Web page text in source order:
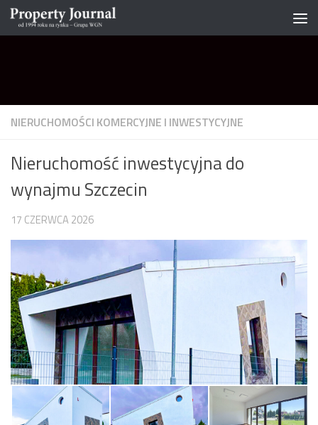
Skip to content
NIERUCHOMOŚCI KOMERCYJNE I INWESTYCYJNE
Nieruchomość inwestycyjna do
wynajmu Szczecin
17 CZERWCA 2026